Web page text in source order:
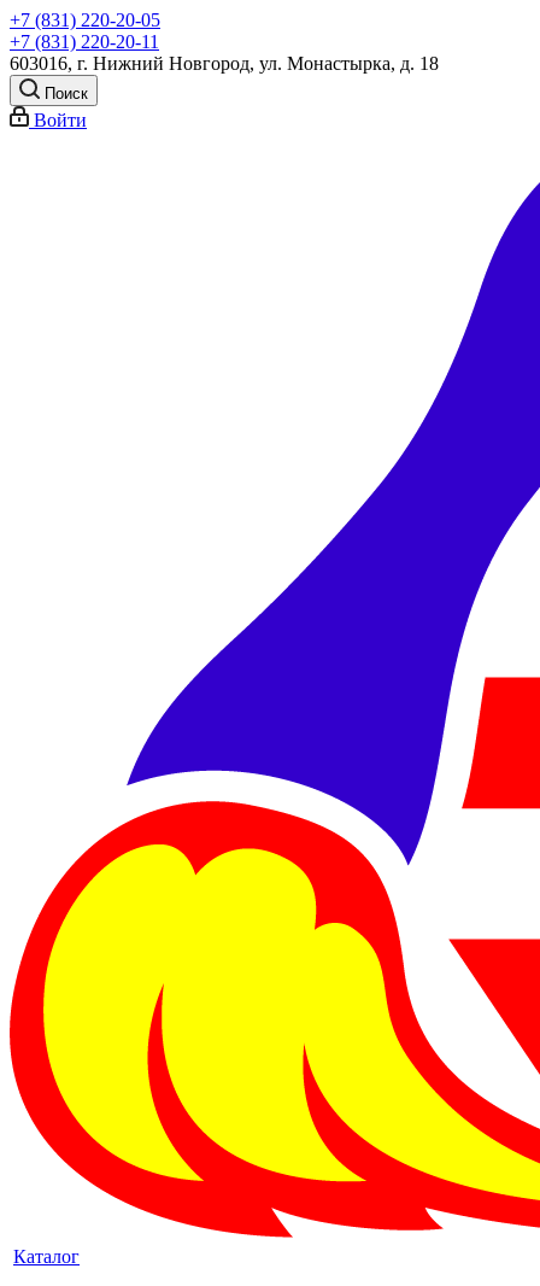
+7 (831) 220-20-05
+7 (831) 220-20-11
603016, г. Нижний Новгород, ул. Монастырка, д. 18
Поиск
Войти
Каталог